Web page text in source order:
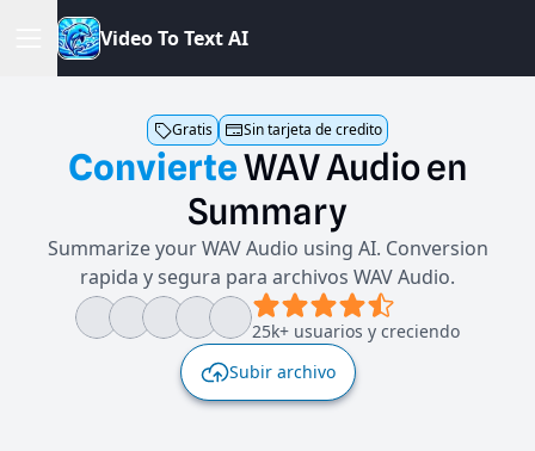
VideoToTextAI
Gratis Sin tarjeta de credito
ConvierteWAVAudioen
Summary
Summarize your WAV Audio using AI. Conversion
rapida y segura para archivos WAV Audio.
25k+ usuarios y creciendo
Subir archivo